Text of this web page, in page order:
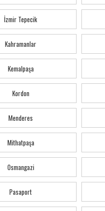
İzmir Tepecik
Kahramanlar
Kemalpaşa
Kordon
Menderes
Mithatpaşa
Osmangazi
Pasaport